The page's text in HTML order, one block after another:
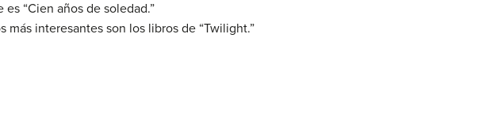
“Cien años de soledad.”
más interesantes son los libros de “Twilight.”